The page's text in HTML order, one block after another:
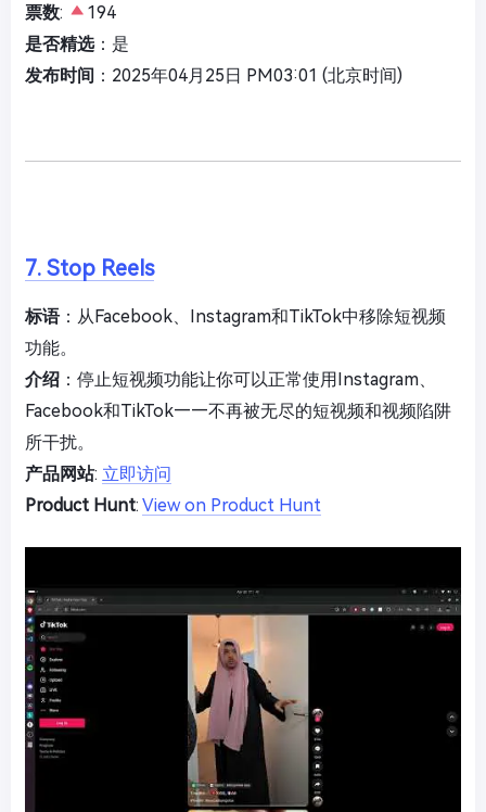
票数:
194
是否精选：是
发布时间 ：2025年04月25日 PM03:01 (北京时间)
7. Stop Reels
标语：从Facebook、Instagram和TikTok中移除短视频
功能。
介绍 ：停止短视频功能让你可以正常使用Instagram、
Facebook和TikTok——不再被无尽的短视频和视频陷阱
所干扰。
产品网站: 立即访问
Product Hunt: View on Product Hunt